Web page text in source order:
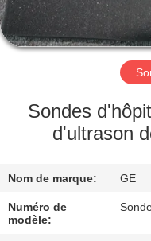
VIDÉOS
PROPOS
VISITE
Sondes
d'ultrason
Nom de marque: GE
Numéro de
modèle: